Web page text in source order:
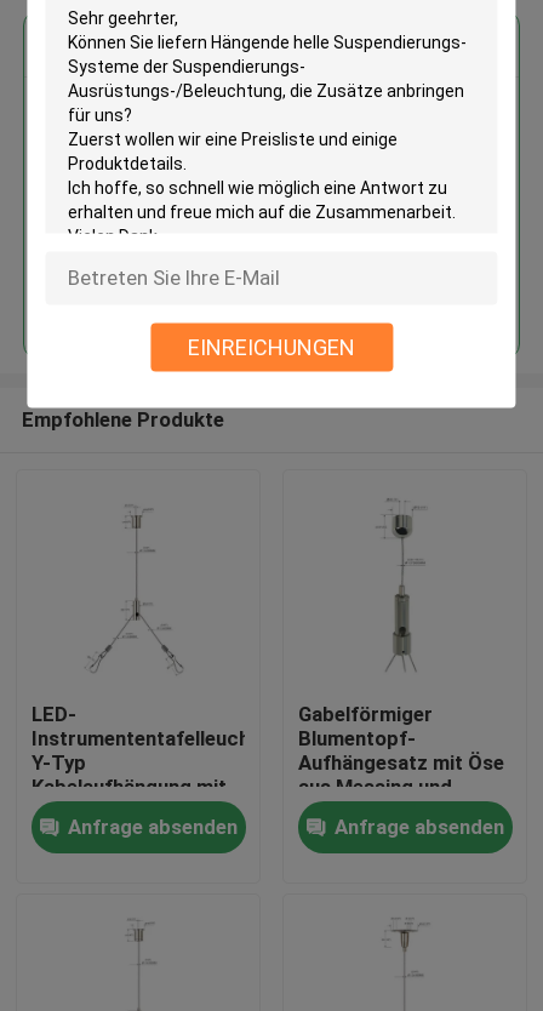
EINREICHUNGEN
Haus
Erhalten Sie den besten Preis für
Systeme der Suspendierungs-
Zusätze anbringen
Empfohlene Produkte
LED-
Instrumententafelleuchte
Y-Typ
Kabelaufhängung mit
Haken YW-86032
Anfrage absenden
Gabelförmiger
Blumentopf-
Aufhängesatz mit Öse
aus Messing und
Edelstahl 304
Anfrage absenden